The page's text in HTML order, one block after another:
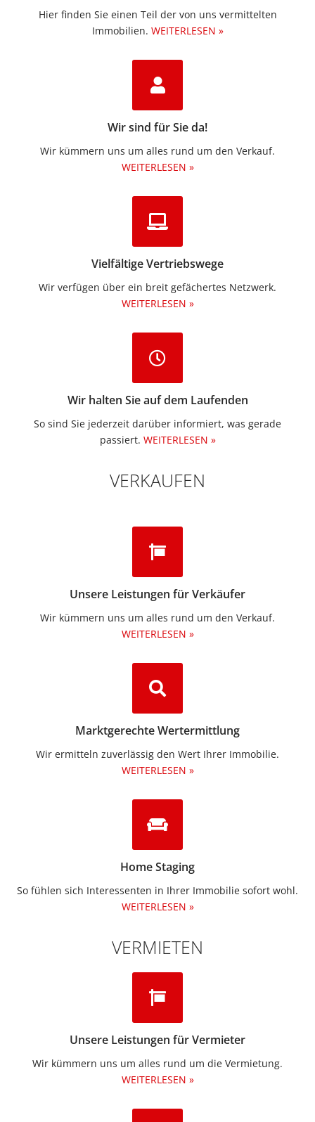
Hier finden Sie einen Teil der von uns vermittelten
Immobilien.​ WEITERLESEN »
Wir sind für Sie da!
Wir kümmern uns um alles rund um den Verkauf.
WEITERLESEN »
Vielfältige Vertriebswege
Wir verfügen über ein breit gefächertes Netzwerk.
WEITERLESEN »
Wir halten Sie auf dem Laufenden
So sind Sie jederzeit darüber informiert, was gerade
passiert. WEITERLESEN »
VERKAUFEN
Unsere Leistungen für Verkäufer
Wir kümmern uns um alles rund um den Verkauf.
WEITERLESEN »
Marktgerechte Wertermittlung
Wir ermitteln zuverlässig den Wert Ihrer Immobilie.
WEITERLESEN »
Home Staging
So fühlen sich Interessenten in Ihrer Immobilie sofort wohl.
WEITERLESEN »
VERMIETEN
Unsere Leistungen für Vermieter
Wir kümmern uns um alles rund um die Vermietung.​
WEITERLESEN »